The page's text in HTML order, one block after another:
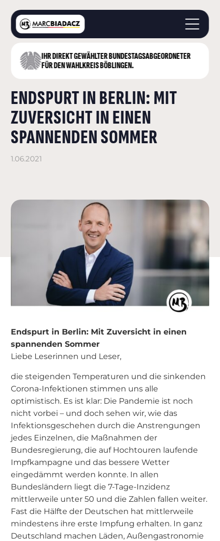
IHR DIREKT GEWÄHLTER BUNDESTAGS­ABGEORDNETER
FÜR DEN WAHLKREIS BÖBLINGEN.
STARTSEITE
LANDKREIS BÖBLINGEN
DEUTSCHER BUNDESTAG
AKTUELLES
KONTAKT
ENDSPURT IN BERLIN: MIT
ZUVERSICHT IN EINEN
SPANNENDEN SOMMER
1.06.2021
Endspurt in Berlin: Mit Zuversicht in einen
spannenden Sommer
Liebe Leserinnen und Leser,
die steigenden Temperaturen und die sinkenden
Corona-Infektionen stimmen uns alle
optimistisch. Es ist klar: Die Pandemie ist noch
nicht vorbei – und doch sehen wir, wie das
Infektionsgeschehen durch die Anstrengungen
jedes Einzelnen, die Maßnahmen der
Bundesregierung, die auf Hochtouren laufende
Impfkampagne und das bessere Wetter
eingedämmt werden konnte. In allen
Bundesländern liegt die 7-Tage-Inzidenz
mittlerweile unter 50 und die Zahlen fallen weiter.
Fast die Hälfte der Deutschen hat mittlerweile
mindestens ihre erste Impfung erhalten. In ganz
Deutschland machen Läden, Außengastronomie